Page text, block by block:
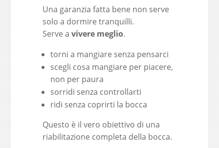
Una garanzia fatta bene non serve
solo a dormire tranquilli.
Serve a vivere meglio.
torni a mangiare senza pensarci
scegli cosa mangiare per piacere,
non per paura
sorridi senza controllarti
ridi senza coprirti la bocca
Questo è il vero obiettivo di una
riabilitazione completa della bocca.